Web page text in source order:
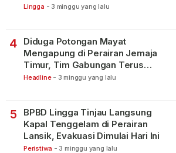
Lingga - 3 minggu yang lalu
4
Diduga Potongan Mayat
Mengapung di Perairan Jemaja
Timur, Tim Gabungan Terus
Lakukan Pencarian
Headline - 3 minggu yang lalu
5
BPBD Lingga Tinjau Langsung
Kapal Tenggelam di Perairan
Lansik, Evakuasi Dimulai Hari Ini
Peristiwa - 3 minggu yang lalu